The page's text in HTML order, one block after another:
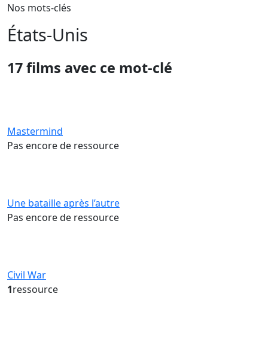
Nos mots-clés
États-Unis
17 films avec ce mot-clé
Mastermind
Pas encore de ressource
Une bataille après l’autre
Pas encore de ressource
Civil War
1ressource